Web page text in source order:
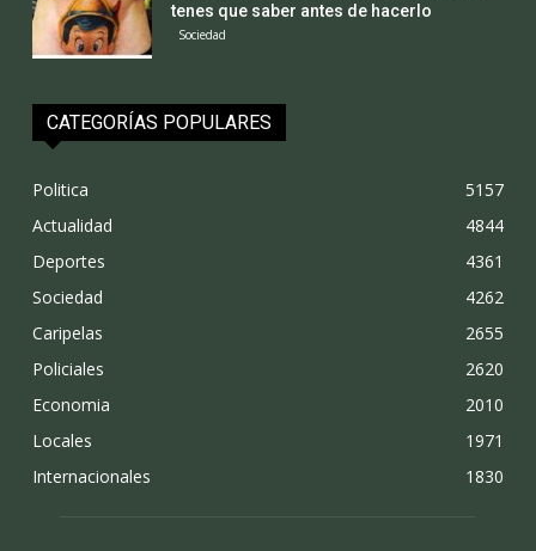
tenes que saber antes de hacerlo
Sociedad
CATEGORÍAS POPULARES
Politica
5157
Actualidad
4844
Deportes
4361
Sociedad
4262
Caripelas
2655
Policiales
2620
Economia
2010
Locales
1971
Internacionales
1830